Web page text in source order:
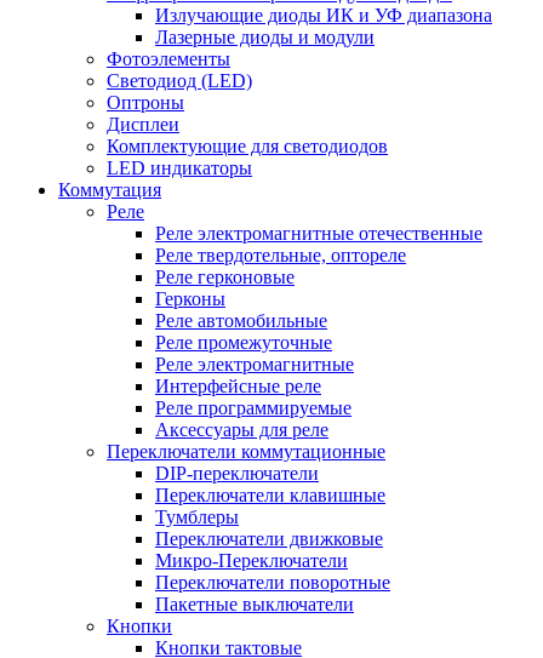
Излучающие диоды ИК и УФ диапазона
Лазерные диоды и модули
Фотоэлементы
Светодиод (LED)
Оптроны
Дисплеи
Комплектующие для светодиодов
LED индикаторы
Коммутация
Реле
Реле электромагнитные отечественные
Реле твердотельные, оптореле
Реле герконовые
Герконы
Реле автомобильные
Реле промежуточные
Реле электромагнитные
Интерфейсные реле
Реле программируемые
Аксессуары для реле
Переключатели коммутационные
DIP-переключатели
Переключатели клавишные
Тумблеры
Переключатели движковые
Микро-Переключатели
Переключатели поворотные
Пакетные выключатели
Кнопки
Кнопки тактовые